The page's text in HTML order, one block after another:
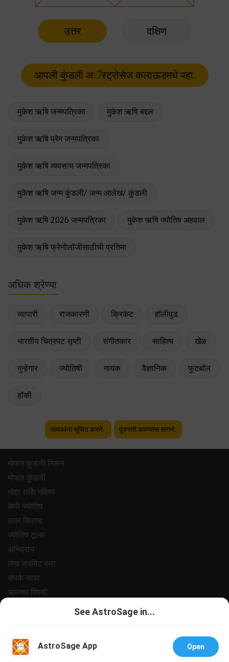
उत्तर दक्षिण
मुकेश ऋषि जन्मपत्रिका मुकेश ऋषि बद्दल
मुकेश ऋषि प्रेम जन्मपत्रिका
मुकेश ऋषि व्यवसाय जन्मपत्रिका
मुकेश ऋषि जन्म कुंडली/ जन्म आलेख/ कुंडली
मुकेश ऋषि 2026 जन्मपत्रिका मुकेश ऋषि ज्योतिष अहवाल
मुकेश ऋषि फ्रेनोलॉजीसाठीची प्रतिमा
अधिक श्रेण्या
व्यापारी राजकारणी क्रिकेट हॉलीवुड
भारतीय चित्रपट सृष्टी संगीतकार साहित्य खेळ
गुन्हेगार ज्योतिषी गायक वैज्ञानिक फुटबॉल
हॉकी
नायकांना सूचित करणे. दुरुस्ती करण्यास सांगणे.
मोफत कुंडली मिलन
मोफत कुंडली
चंद्र राशि भविष्य
केपी ज्योतिष
लाल किताब
ज्योतिष टूल्स
अभिप्राय
लेख सबमिट करा
संपर्क साधा
आमच्या विषयी
सपोर्ट
See AstroSage in...
AstroSage App Open